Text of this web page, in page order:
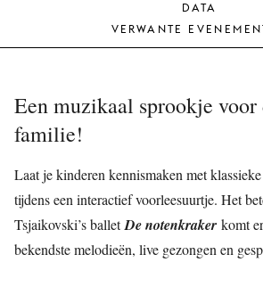
DATA
VERWANTE
Een muzikaal sprookje voor
familie!
Laat je kinderen kennismaken met
tijdens een interactief voorleesuurtje. Het
Tsjaikovski’s balletDe notenkraker komt
bekendste melodieën, live gezongen en